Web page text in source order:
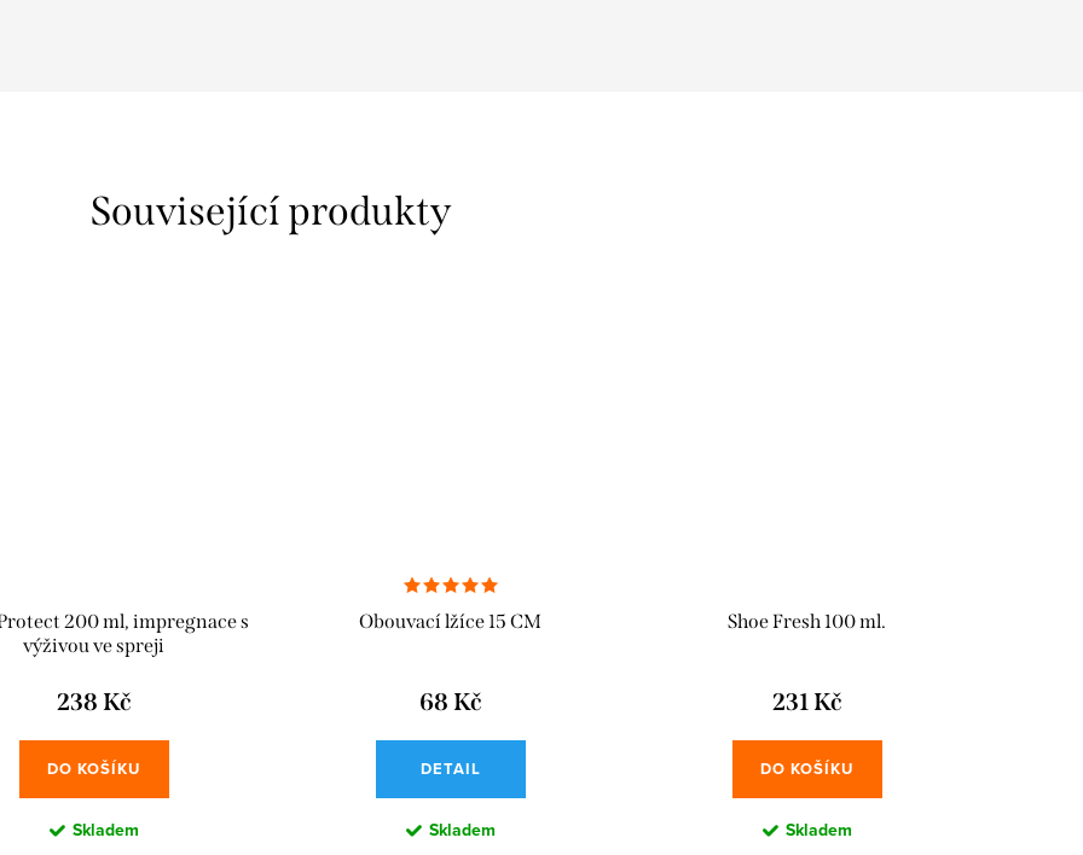
Související produkty
200 ml, impregnace s
výživou ve spreji
238 Kč
DO KOŠÍKU
Skladem
Obouvací lžíce 15 CM
68 Kč
DETAIL
Skladem
Shoe Fresh 100 ml.
231 Kč
DO KOŠÍKU
Skladem